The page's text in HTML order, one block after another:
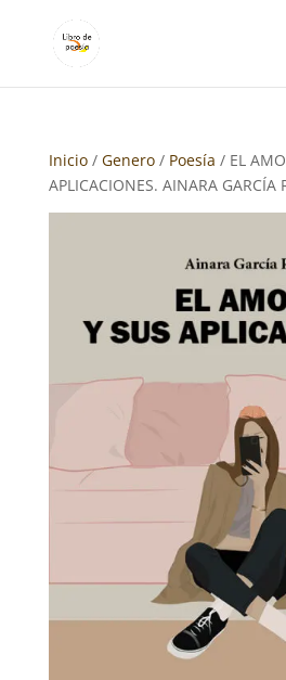
Inicio/ Genero/ Poesía / EL
APLICACIONES. AINARA GARCÍA